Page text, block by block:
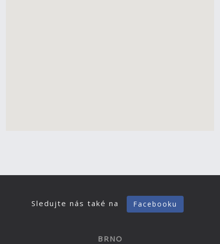
Sledujte nás také na Facebooku
BRNO